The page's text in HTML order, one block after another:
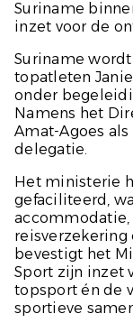
Suriname
inzet voor de
Suriname
topatleten
onder
Namens het
Amat-Agoes
delegatie.
Het ministerie
gefaciliteerd,
accommodatie,
reisverzekering
bevestigt het
Sport zijn inzet
topsport én de
sportieve